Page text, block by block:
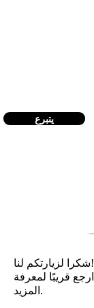
يتبرع
شكرا لزيارتكم لنا!
قريبًا لمعرفة
المزيد.